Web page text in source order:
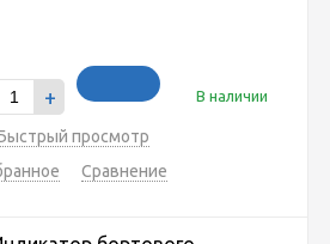
+ В наличии
просмотр
Сравнение